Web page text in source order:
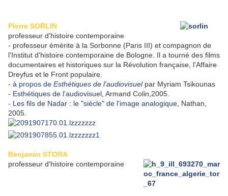
Pierre SORLIN
professeur d'histoire contemporaine
- professeur émérite à la Sorbonne (Paris III) et compagnon de
l'Institut d'histoire contemporaine de Bologne. Il a tourné des films
documentaires et historiques sur la Révolution française, l'Affaire
Dreyfus et le Front populaire.
- à propos de Esthétiques de l'audiovisuelpar Myriam Tsikounas
- Esthétiques de l'audiovisuel , Armand Colin,2005.
- Les fils de Nadar : le "siècle" de l'image analogique , Nathan,
2005.
Benjamin STORA
professeur d'histoire contemporaine